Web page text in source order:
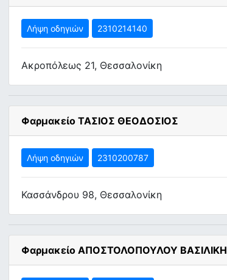
Λήψη οδηγιών 2310214140
Ακροπόλεως 21, Θεσσαλονίκη
Φαρμακείο ΤΑΣΙΟΣ ΘΕΟΔΟΣΙΟΣ
Λήψη οδηγιών 2310200787
Κασσάνδρου 98, Θεσσαλονίκη
Φαρμακείο ΑΠΟΣΤΟΛΟΠΟΥΛΟΥ ΒΑΣΙΛΙΚΗ